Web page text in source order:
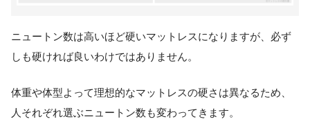
ニュートン数は高いほど硬いマットレスになりますが、必ず
しも硬ければ良いわけではありません。
体重や体型よって理想的なマットレスの硬さは異なるため、
人それぞれ選ぶニュートン数も変わってきます。